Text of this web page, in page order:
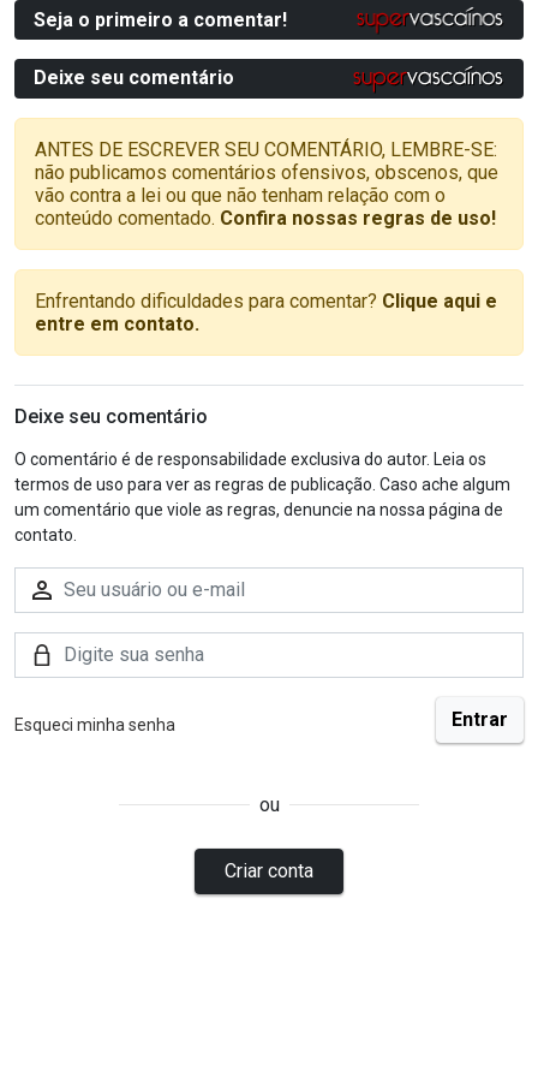
Seja o primeiro a comentar!
Deixe seu comentário
ANTES DE ESCREVER SEU COMENTÁRIO, LEMBRE-SE:
não publicamos comentários ofensivos, obscenos, que
vão contra a lei ou que não tenham relação com o
conteúdo comentado. Confira nossas regras de uso!
Enfrentando dificuldades para comentar? Clique aqui e
entre em contato.
Deixe seu comentário
O comentário é de responsabilidade exclusiva do autor. Leia os
termos de uso para ver as regras de publicação. Caso ache algum
um comentário que viole as regras, denuncie na nossa página de
contato.
Esqueci minha senha
ou
Criar conta